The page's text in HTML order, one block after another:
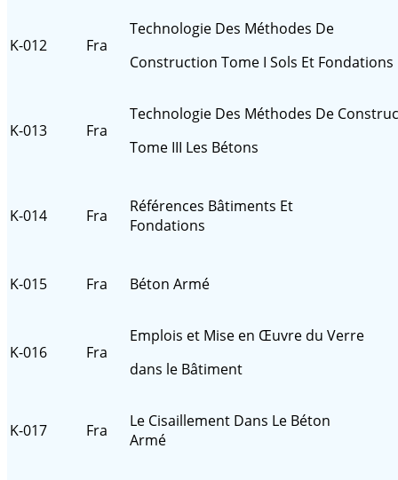
K-012 Fra
Technologie Des Méthodes De
Construction Tome I Sols Et Fondations
K-013 Fra
Technologie Des Méthodes De
Tome III Les Bétons
K-014 Fra
Références Bâtiments Et
Fondations
K-015 Fra Béton Armé
K-016 Fra
Emplois et Mise en Œuvre du Verre
dans le Bâtiment
K-017 Fra
Le Cisaillement Dans Le Béton
Armé